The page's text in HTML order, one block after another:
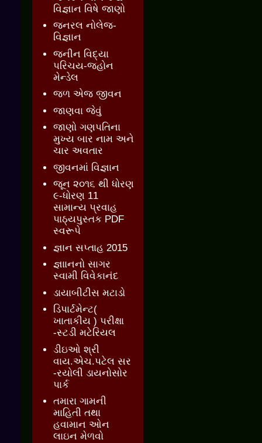
વિજ્ઞાન વિષે જાણો
જનરલ નોલેજ-
વિજ્ઞાન
જનીન વિદ્યા
પરિચય-જ્હોન
મેન્ડેલ
જળ એજ જીવન
જાણવા જેવું
જાણો ગણપતિના
મુખ્ય બાર નામ અને
ચાર અવતાર
જીવનમાં વિજ્ઞાન
જૂન ૨૦૧૬ થી ધોરણ
૯-ધોરણ 11
સામાન્ય પ્રવાહ
પાઠ્યપુસ્તક PDF
સ્વરૂપે
જ્ઞાન સપ્તાહ 2015
જ્ઞાાનનો સાગર
સ્વામી વિવેકાનંદ
ડાયાબીટીસ મટાડો
ડિપાર્ટમેન્ટ(
ખાતાકીય ) પરીક્ષા
-સ્ટડી મટેરિયલ
ડીઇઓ શ્રી
વાય.એચ.પટેલ સર
-રયોલી ડાયનોસોર
પાર્ક
તમારા ગામની
માહિતી તથા
હવામાન ઓન
લાઇન મેળવો